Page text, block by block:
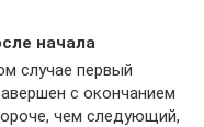
начала
случае первый
с окончанием
чем следующий,